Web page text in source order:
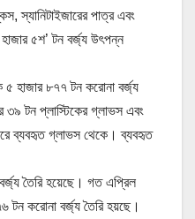
স্যানিটাইজারের পাত্র এবং
৫শ’ টন বর্জ্য উৎপন্ন
৫ হাজার ৮৭৭ টন করোনা বর্জ্য
৩৯ টন প্লাস্টিকের গ্লাভস এবং
ব্যবহৃত গ্লাভস থেকে। ব্যবহৃত
তৈরি হয়েছে। গত এপ্রিল
টন করোনা বর্জ্য তৈরি হয়ছে।